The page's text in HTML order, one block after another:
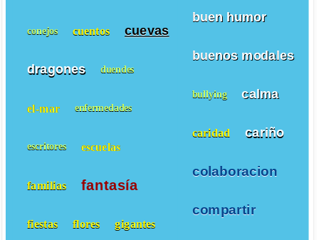
buen humor
buenos modales
bullying calma
caridad cariño
colaboracion
compartir
conejos cuentos cuevas
dragones duendes
el-mar enfermedades
escritores escuelas
familias fantasía
fiestas flores gigantes